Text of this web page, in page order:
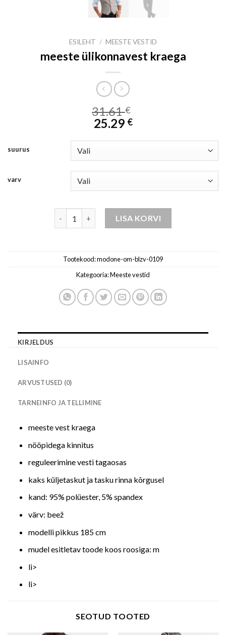
ESILEHT / MEESTE VESTID
meeste ülikonnavest kraega
31.61€
25.29 €
suurus
varv
LISA KORVI
Tootekood:modone-om-blzv-0109
Kategooria:Meeste vestid
KIRJELDUS
LISAINFO
ARVUSTUSED (0)
TARNEINFO JA TELLIMINE
meeste vest kraega
nööpidega kinnitus
reguleerimine vesti tagaosas
kaks küljetaskut ja tasku rinna kõrgusel
kand: 95% polüester, 5% spandex
värv: beež
modelli pikkus 185 cm
mudel esitletav toode koos roosiga: m
li>
li>
SEOTUD TOOTED